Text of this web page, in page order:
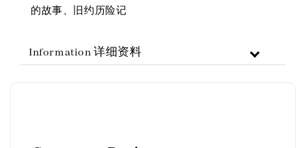
的故事、旧约历险记
Information 详细资料